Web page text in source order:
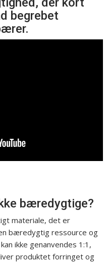
begrebet
bæredygtige?
materiale, det er
bæredygtig ressource og
ikke genanvendes 1:1,
produktet forringet og